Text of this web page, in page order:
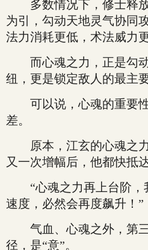
多数情况下，修士释放
为引，勾动天地灵气协同
法力消耗更低，术法威力
而心魂之力，正是勾动
纽，更是锁定敌人的最主
可以说，心魂的重要性
差。
原本，江玄的心魂之力
又一次增幅后，他都快抵
“心魂之力再上台阶，
速度，必然会再度飙升！”
气血、心魂之外，第三
径，是“意”。